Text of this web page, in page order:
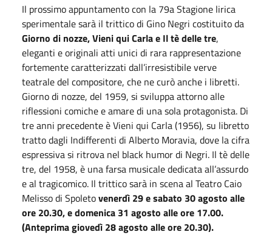
Il prossimo appuntamento con la 79a Stagione lirica
sperimentale sarà il trittico di Gino Negri costituito da
Giorno di nozze, Vieni qui Carla e Il tè delle tre,
eleganti e originali atti unici di rara rappresentazione
fortemente caratterizzati dall’irresistibile verve
teatrale del compositore, che ne curò anche i libretti.
Giorno di nozze, del 1959, si sviluppa attorno alle
riflessioni comiche e amare di una sola protagonista. Di
tre anni precedente è Vieni qui Carla (1956), su libretto
tratto dagli Indifferenti di Alberto Moravia, dove la cifra
espressiva si ritrova nel black humor di Negri. Il tè delle
tre, del 1958, è una farsa musicale dedicata all’assurdo
e al tragicomico. Il trittico sarà in scena al Teatro Caio
Melisso di Spoletovenerdì 29 e sabato 30 agosto alle
ore 20.30, e domenica 31 agosto alle ore 17.00.
(Anteprima giovedì 28 agosto alle ore 20.30).